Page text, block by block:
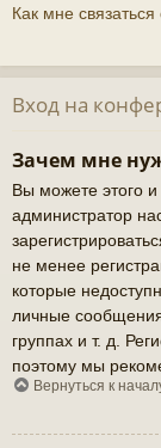
Как мне
Вход на
Зачем мне
Вы можете этого и
администратор
не менее
которые
личные
группах и т. д.
поэтому мы
Вернуться к